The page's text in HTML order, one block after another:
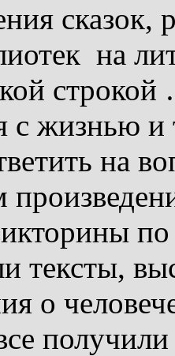
на
с жизнью и
на
тексты,
о